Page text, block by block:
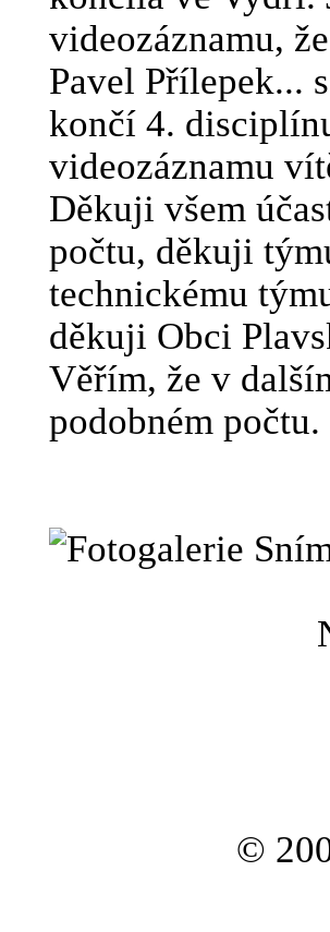
videozáznamu,
Pavel Přílepek...
končí 4.
videozáznamu
Děkuji všem
počtu, děkuji
technickému
děkuji Obci
Věřím, že v
podobném počtu.
©